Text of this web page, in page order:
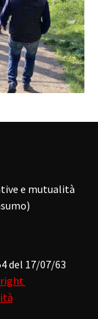
e mutualità
del 17/07/63